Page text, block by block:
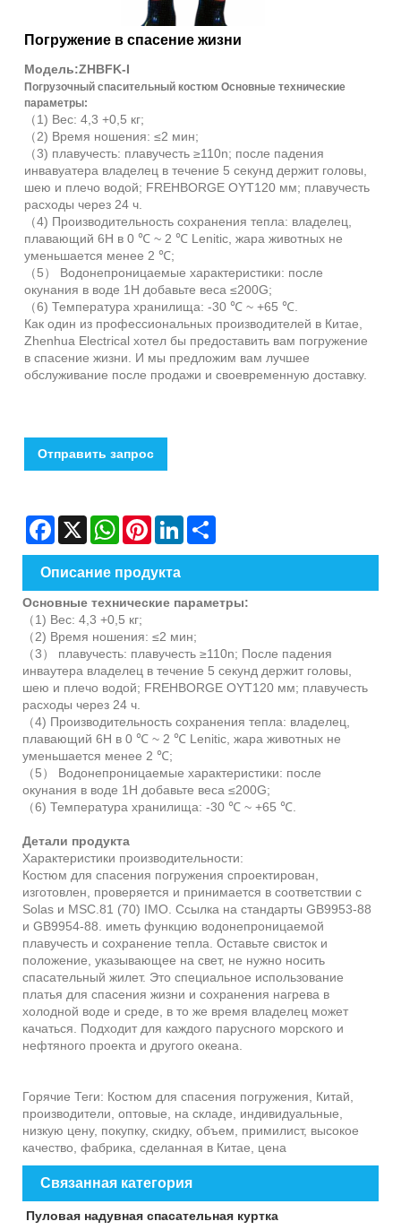
Погружение в спасение жизни
Модель:ZHBFK-I
Погрузочный спасительный костюм Основные технические
параметры:
（1) Вес: 4,3 +0,5 кг;
（2) Время ношения: ≤2 мин;
（3) плавучесть: плавучесть ≥110n; после падения
инвавуатера владелец в течение 5 секунд держит головы,
шею и плечо водой; FREHBORGE OYT120 мм; плавучесть
расходы через 24 ч.
（4) Производительность сохранения тепла: владелец,
плавающий 6H в 0 ℃ ~ 2 ℃ Lenitic, жара животных не
уменьшается менее 2 ℃;
（5） Водонепроницаемые характеристики: после
окунания в воде 1H добавьте веса ≤200G;
（6) Температура хранилища: -30 ℃ ~ +65 ℃.
Как один из профессиональных производителей в Китае,
Zhenhua Electrical хотел бы предоставить вам погружение
в спасение жизни. И мы предложим вам лучшее
обслуживание после продажи и своевременную доставку.
Отправить запрос
Facebook
X WhatsAppPinterestLinkedIn
Описание продукта
Основные технические параметры:
（1) Вес: 4,3 +0,5 кг;
（2) Время ношения: ≤2 мин;
（3） плавучесть: плавучесть ≥110n; После падения
инваутера владелец в течение 5 секунд держит головы,
шею и плечо водой; FREHBORGE OYT120 мм; плавучесть
расходы через 24 ч.
（4) Производительность сохранения тепла: владелец,
плавающий 6H в 0 ℃ ~ 2 ℃ Lenitic, жара животных не
уменьшается менее 2 ℃;
（5） Водонепроницаемые характеристики: после
окунания в воде 1H добавьте веса ≤200G;
（6) Температура хранилища: -30 ℃ ~ +65 ℃.
Детали продукта
Характеристики производительности:
Костюм для спасения погружения спроектирован,
изготовлен, проверяется и принимается в соответствии с
Solas и MSC.81 (70) IMO. Ссылка на стандарты GB9953-88
и GB9954-88. иметь функцию водонепроницаемой
плавучесть и сохранение тепла. Оставьте свисток и
положение, указывающее на свет, не нужно носить
спасательный жилет. Это специальное использование
платья для спасения жизни и сохранения нагрева в
холодной воде и среде, в то же время владелец может
качаться. Подходит для каждого парусного морского и
нефтяного проекта и другого океана.
Горячие Теги: Костюм для спасения погружения, Китай,
производители, оптовые, на складе, индивидуальные,
низкую цену, покупку, скидку, объем, примилист, высокое
качество, фабрика, сделанная в Китае, цена
Связанная категория
Пуловая надувная спасательная куртка